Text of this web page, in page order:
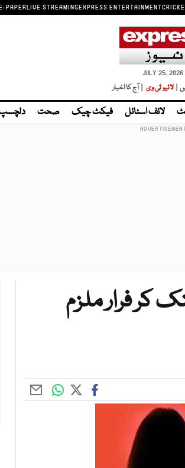
PAPERLIVE STREAMINGEXPRESS ENTERTAINMENT
JULY 25, 2026
| لائیو ٹی وی | آج کا اخبار
لائف اسٹائل فیکٹ چیک صحت
کر فرار ملزم